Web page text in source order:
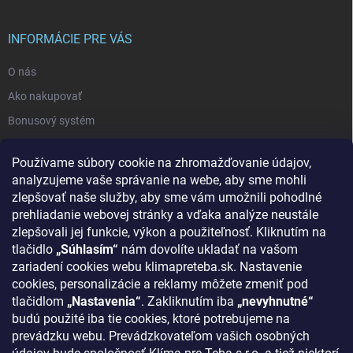
Používame súbory cookie na zhromažďovanie údajov,
analyzujeme vaše správanie na webe, aby sme mohli
zlepšovať naše služby, aby sme vám umožnili pohodlné
prehliadanie webovej stránky a vďaka analýze neustále
zlepšovali jej funkcie, výkon a použiteľnosť. Kliknutím na
tlačidlo „Súhlasím“ nám dovolíte ukladať na vašom
zariadení cookies webu klimapreteba.sk. Nastavenie
cookies, personalizácie a reklamy môžete zmeniť pod
tlačidlom „Nastavenia“. Zakliknutím iba „nevyhnutné“
budú použité iba tie cookies, ktoré potrebujeme na
prevádzku webu. Prevádzkovateľom vašich osobných
INFORMÁCIE PRE VÁS
O nás
Ako nakupovať
Bonusový systém
Blog - najnovšie články
Obchodné podmienky
Podmienky ochrany osobných údajov
Odstúpenie od zmluvy
Kontakty
KONTAKT
klima@klimapreteba.sk